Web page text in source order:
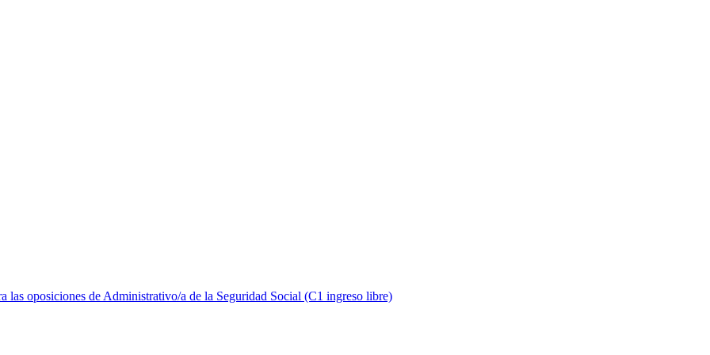
las oposiciones de Administrativo/a de la Seguridad Social (C1 ingreso libre)